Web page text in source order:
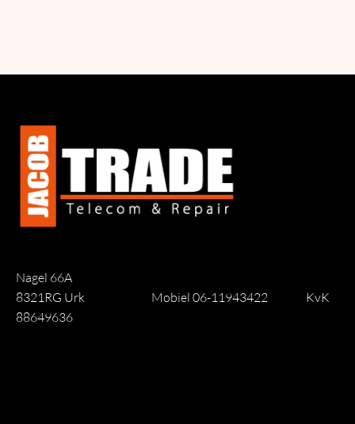
Nagel 66A
8321RG Urk Mobiel 06-11943422 KvK
88649636